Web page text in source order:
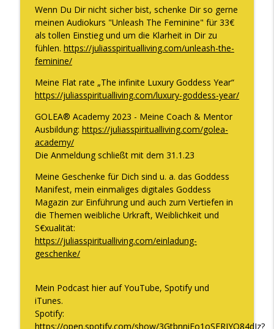
The WOMAN behind LUXURY GODDESS®
DER energetische Shift, um 10.000€,
100.000€ oder auch die 1 Million Marke
zu knacken
info_outline
Warum Vertrauen aufbauen keine Zeit
The WOMAN behind LUXURY GODDESS®
Die Situation in Deutschland und wie Du
dort glücklich sein kannst
The WOMAN behind LUXURY GODDESS®
Wenn Du Dir nicht sicher bist, schenke Dir so gerne
meinen Audiokurs "Unleash The Feminine" für 33€
als tollen Einstieg und um die Klarheit in Dir zu
fühlen. https://juliasspiritualliving.com/unleash-the-
feminine/
Meine Flat rate „The infinite Luxury Goddess Year“
https://juliasspiritualliving.com/luxury-goddess-year/
GOLEA® Academy 2023 - Meine Coach & Mentor
Ausbildung: https://juliasspiritualliving.com/golea-
academy/
Die Anmeldung schließt mit dem 31.1.23
Meine Geschenke für Dich sind u. a. das Goddess
Manifest, mein einmaliges digitales Goddess
Magazin zur Einführung und auch zum Vertiefen in
die Themen weibliche Urkraft, Weiblichkeit und
S€xualität:
https://juliasspiritualliving.com/einladung-
geschenke/
Mein Podcast hier auf YouTube, Spotify und
iTunes.
Spotify:
https://open.spotify.com/show/3GtbnniEo1oSFRJYQ84dJz?